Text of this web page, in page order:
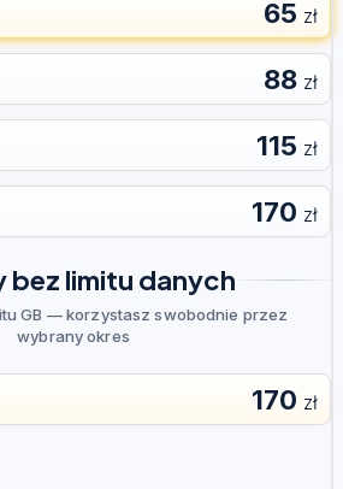
65 zł
88 zł
115 zł
170 zł
bez limitu danych
GB — korzystasz swobodnie przez
wybrany okres
170 zł